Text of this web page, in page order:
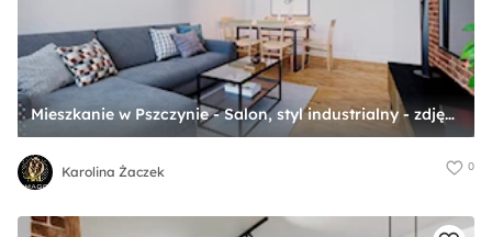
Mieszkanie w Pszczynie - Salon, styl industrialny - zdjęcie od Karolina Żaczek
Karolina Żaczek 0